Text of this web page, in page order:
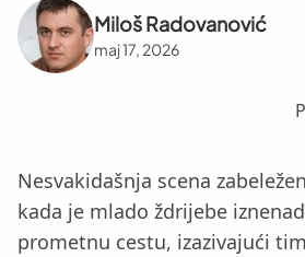
Miloš Radovanović
maj 17, 2026
Nesvakidašnja scena
kada je mlado ždrijebe
prometnu cestu, izazivajući